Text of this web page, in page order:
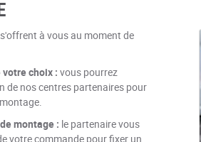
à vous au moment de
choix : vous pourrez
de nos centres partenaires pour
montage : le partenaire vous
votre commande pour fixer un